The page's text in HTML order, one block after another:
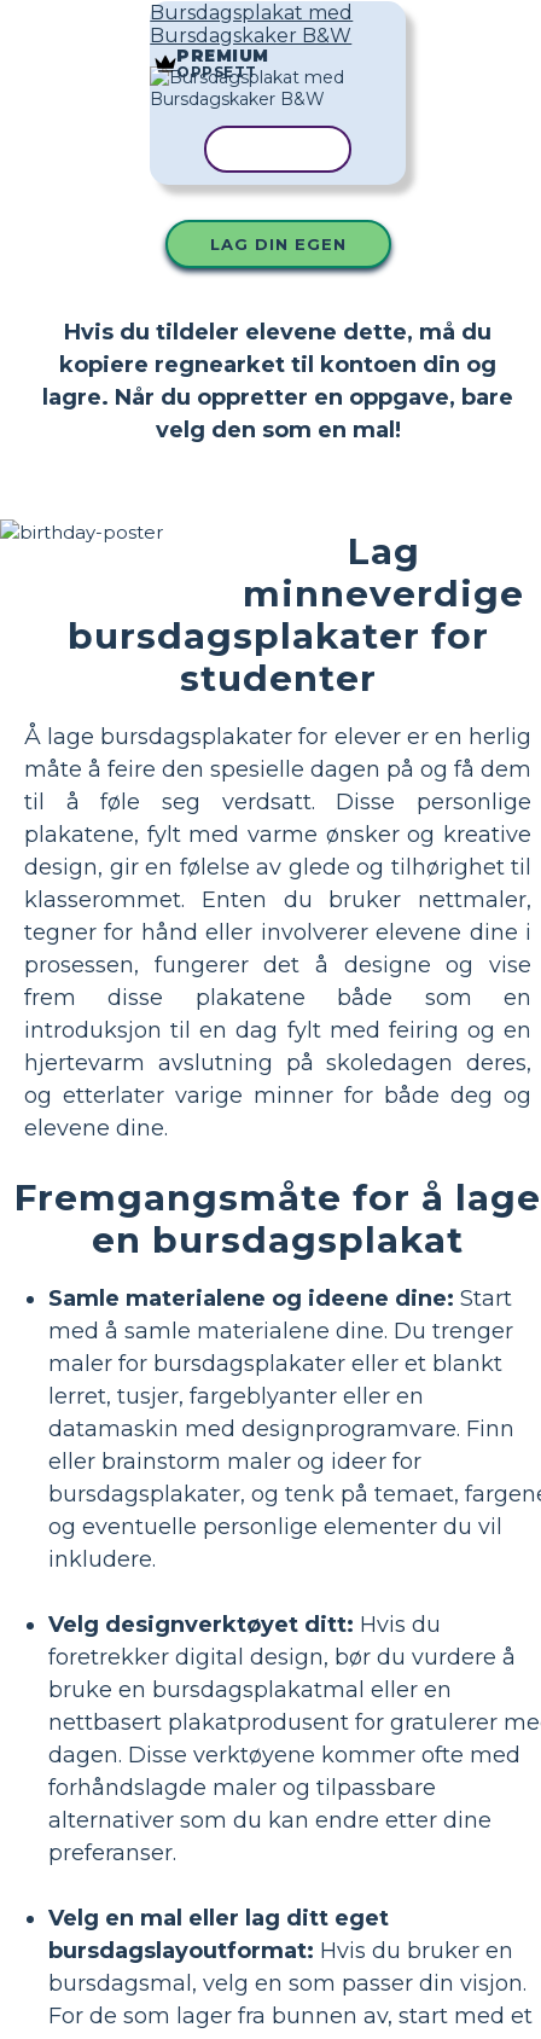
Bursdagsplakat med
Bursdagskaker B&W
PREMIUM
OPPSETT
LAG DIN EGEN
Hvis du tildeler elevene dette, må du
kopiere regnearket til kontoen din og
lagre. Når du oppretter en oppgave, bare
velg den som en mal!
Lag
minneverdige
bursdagsplakater for
studenter
Å lage bursdagsplakater for elever er en herlig
måte å feire den spesielle dagen på og få dem
til å føle seg verdsatt. Disse personlige
plakatene, fylt med varme ønsker og kreative
design, gir en følelse av glede og tilhørighet til
klasserommet. Enten du bruker nettmaler,
tegner for hånd eller involverer elevene dine i
prosessen, fungerer det å designe og vise
frem disse plakatene både som en
introduksjon til en dag fylt med feiring og en
hjertevarm avslutning på skoledagen deres,
og etterlater varige minner for både deg og
elevene dine.
Fremgangsmåte for å lage
en bursdagsplakat
Samle materialene og ideene dine: Start
med å samle materialene dine. Du trenger
maler for bursdagsplakater eller et blankt
lerret, tusjer, fargeblyanter eller en
datamaskin med designprogramvare. Finn
eller brainstorm maler og ideer for
bursdagsplakater, og tenk på temaet,
og eventuelle personlige elementer du vil
inkludere.
Velg designverktøyet ditt: Hvis du
foretrekker digital design, bør du vurdere å
bruke en bursdagsplakatmal eller en
nettbasert plakatprodusent for gratulerer
dagen. Disse verktøyene kommer ofte med
forhåndslagde maler og tilpassbare
alternativer som du kan endre etter dine
preferanser.
Velg en mal eller lag ditt eget
bursdagslayoutformat: Hvis du bruker en
bursdagsmal, velg en som passer din visjon.
For de som lager fra bunnen av, start med et